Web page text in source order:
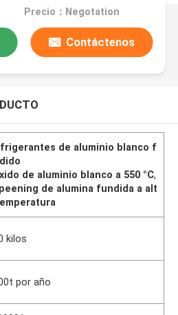
Precio：Negotation
Contáctenos
de aluminio blanco f
de aluminio blanco a 550 °C,
de alumina fundida a alt
kilos
por año